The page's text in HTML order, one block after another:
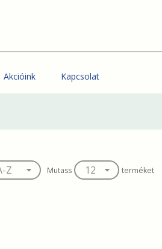
Akcióink Kapcsolat
Mutass terméket